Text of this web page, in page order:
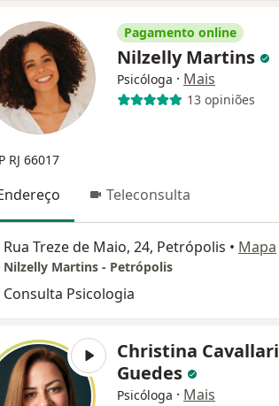
Pagamento online
Nilzelly Martins
Psicóloga · Mais
13 opiniões
RJ 66017
Teleconsulta
Rua Treze de Maio, 24, Petrópolis • Mapa
Nilzelly Martins - Petrópolis
Consulta Psicologia
Christina Cavallari
Guedes
Psicóloga · Mais